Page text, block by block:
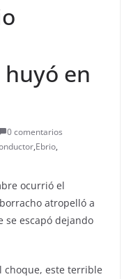
en
0 comentarios
,Ebrio,
ocurrió el
atropelló a
se escapó dejando
choque, este terrible